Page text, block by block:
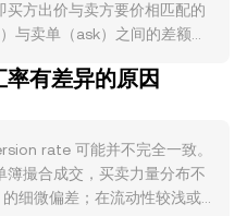
具的使用，热点应用与项目上
动性抵押的需求；反之，网络
特币方向具有较高相关性——
压，反之亦然。监管事件也会
讼中对 SOL 定性的进展、主
规则变化、以及肯尼亚本地
买方出价与卖方要价相匹配的
与卖单（ask）之间的差额构
交量加权计算总体价格，即
为：KES 数值 = SOL 数量
数量 = KES 数值 ÷
外，Solana 生态中还存在去
有差异的原因
rate 可能并不完全一致。
撮合成交，买卖力量分布不
细微偏差；在流动性较浅或